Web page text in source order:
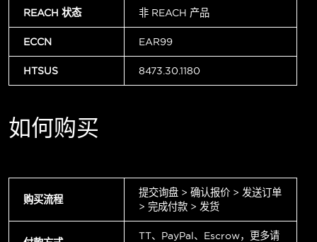
REACH 状态 非 REACH 产品
ECCN EAR99
HTSUS 8473.30.1180
如何购买
购买流程
提交询盘 > 确认报价 > 发送订单
> 完成付款 > 发货
TT、PayPal、Escrow，更多请